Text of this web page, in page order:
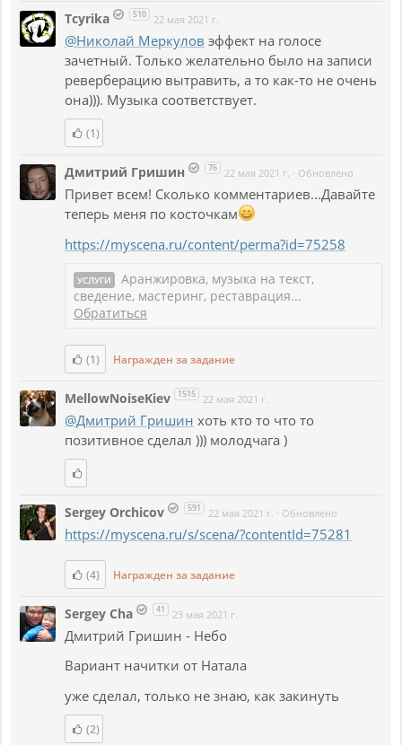
Tcyrika 510 22 мая 2021 г.
@Николай Меркулов эффект на голосе
зачетный. Только желательно было на записи
реверберацию вытравить, а то как-то не очень
она))). Музыка соответствует.
(1)
Дмитрий Гришин 76 22 мая 2021 г. · Обновлено
Привет всем! Сколько комментариев...Давайте
теперь меня по косточкам
https://myscena.ru/content/perma?id=75258
УСЛУГИ
Аранжировка, музыка на текст,
сведение, мастеринг, реставрация...
Обратиться
(1) Награжден за задание
MellowNoiseKiev 1515 22 мая 2021 г.
@Дмитрий Гришин хоть кто то что то
позитивное сделал ))) молодчага )
Sergey Orchicov 591 22 мая 2021 г. · Обновлено
https://myscena.ru/s/scena/?contentId=75281
(4) Награжден за задание
Sergey Cha 41 23 мая 2021 г.
Дмитрий Гришин - Небо
Вариант начитки от Натала
уже сделал, только не знаю, как закинуть
(2)